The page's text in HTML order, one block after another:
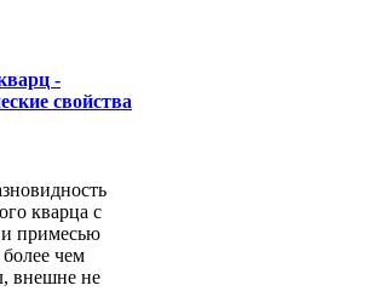
-
свойства
кварца с
примесью
чем
внешне не